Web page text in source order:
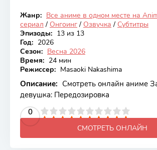
Онгоинг
Жанр: Все аниме в одном месте на
сериал / Онгоинг / Озвучка / Субтитры
Эпизоды: 13 из 13
Год: 2026
Сезон: Весна 2026
Время: 24 мин
Режиссер: Masaoki Nakashima
Описание: Смотреть онлайн аниме
девушка: Передозировка
0
4 5 6 7 8 9 10
СМОТРЕТЬ ОНЛАЙН